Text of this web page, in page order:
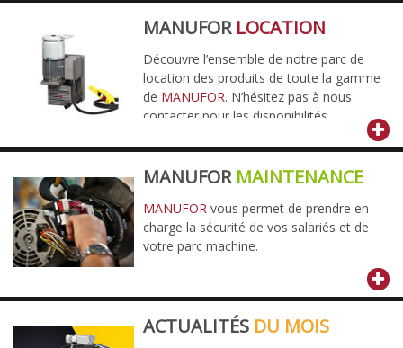
MANUFOR LOCATION
Découvre l’ensemble de notre parc de
location des produits de toute la gamme
de MANUFOR. N’hésitez pas à nous
contacter pour les disponibilités.
MANUFOR MAINTENANCE
MANUFORvous permet de prendre en
charge la sécurité de vos salariés et de
votre parc machine.
ACTUALITÉS DU MOIS